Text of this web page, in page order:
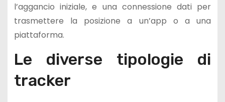
l’aggancio iniziale, e una connessione dati per
trasmettere la posizione a un’app o a una
piattaforma.
Le diverse tipologie di
tracker